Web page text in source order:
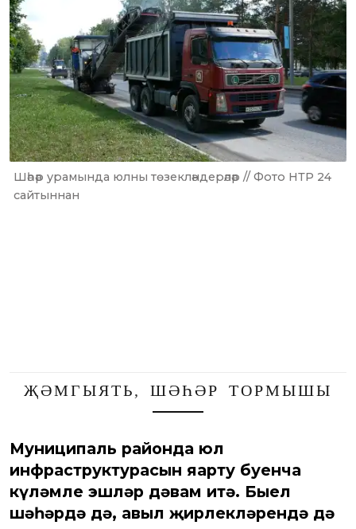
Шәһәр урамында юлны төзекләндерәләр // Фото НТР 24
сайтыннан
ҖӘМГЫЯТЬ, ШӘҺӘР ТОРМЫШЫ
Муниципаль районда юл
инфраструктурасын яңарту буенча
күләмле эшләр дәвам итә. Быел
шәһәрдә дә, авыл җирлекләрендә дә